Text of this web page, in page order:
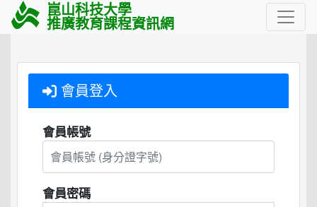
崑山科技大學
推廣教育課程資訊網
會員登入
會員帳號
會員密碼